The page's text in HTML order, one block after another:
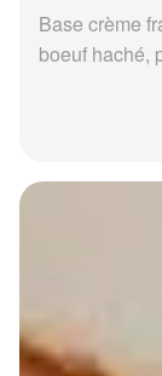
Base crème
boeuf haché,